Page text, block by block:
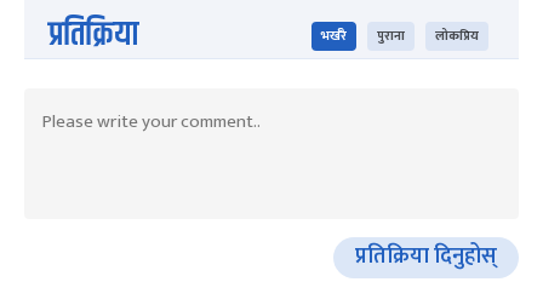
प्रतिक्रिया भर्खरै पुराना लोकप्रिय
प्रतिक्रिया दिनुहोस्